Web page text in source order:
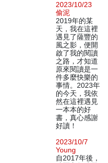
2023/10/23
偷泥
2019年的某
天，我在這裡
遇見了薩豐的
風之影，便開
啟了我的閱讀
之路，才知道
原來閱讀是一
件多麼快樂的
事情。2023年
的今天，我依
然在這裡遇見
一本本的好
書，真心感謝
好讀！
2023/10/7
Young
自2017年後，